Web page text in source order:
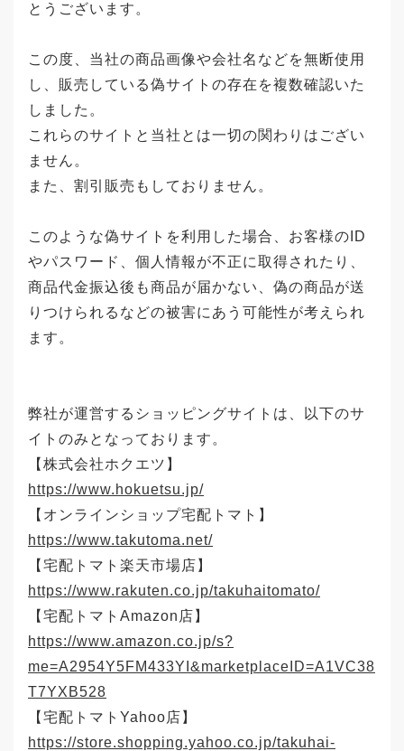
とうございます。
この度、当社の商品画像や会社名などを無断使用
し、販売している偽サイトの存在を複数確認いた
しました。
これらのサイトと当社とは一切の関わりはござい
ません。
また、割引販売もしておりません。
このような偽サイトを利用した場合、お客様のID
やパスワード、個人情報が不正に取得されたり、
商品代金振込後も商品が届かない、偽の商品が送
りつけられるなどの被害にあう可能性が考えられ
ます。
弊社が運営するショッピングサイトは、以下のサ
イトのみとなっております。
【株式会社ホクエツ】
https://www.hokuetsu.jp/
【オンラインショップ宅配トマト】
https://www.takutoma.net/
【宅配トマト楽天市場店】
https://www.rakuten.co.jp/takuhaitomato/
【宅配トマトAmazon店】
https://www.amazon.co.jp/s?
me=A2954Y5FM433YI&marketplaceID=A1VC38
T7YXB528
【宅配トマトYahoo店】
https://store.shopping.yahoo.co.jp/takuhai-